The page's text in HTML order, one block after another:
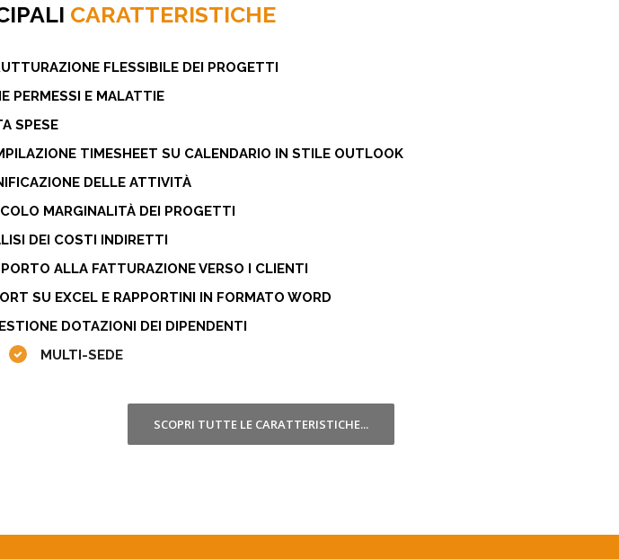
CARATTERISTICHE
FLESSIBILE DEI PROGETTI
PERMESSI E MALATTIE
SPESE
TIMESHEET SU CALENDARIO IN STILE OUTLOOK
DELLE ATTIVITÀ
MARGINALITÀ DEI PROGETTI
DEI COSTI INDIRETTI
ALLA FATTURAZIONE VERSO I CLIENTI
SU EXCEL E RAPPORTINI IN FORMATO WORD
DOTAZIONI DEI DIPENDENTI
SEDE
TUTTE LE CARATTERISTICHE...